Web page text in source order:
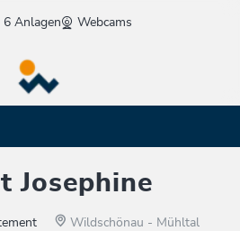
6 Anlagen Webcams
Josephine
Wildschönau - Mühltal